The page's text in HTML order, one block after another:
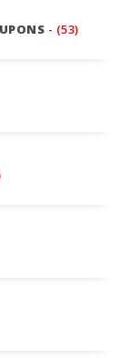
- (53)